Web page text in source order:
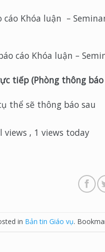
cáo Khóa luận –
cáo Khóa luận –
tiếp (Phòng thông báo
thể sẽ thông báo sau
views , 1 views today
in Bản tin Giáo vụ.